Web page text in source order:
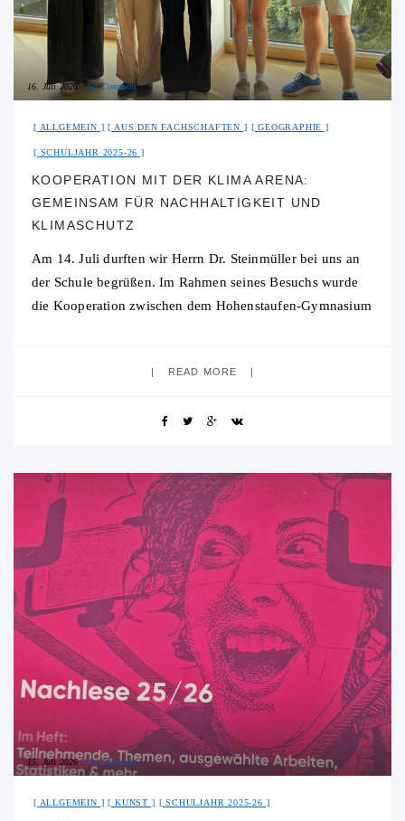
16. Juli 2026 No Comment
ALLGEMEIN AUS DEN FACHSCHAFTEN GEOGRAPHIE
SCHULJAHR 2025-26
KOOPERATION MIT DER KLIMA ARENA:
GEMEINSAM FÜR NACHHALTIGKEIT UND
KLIMASCHUTZ
Am 14. Juli durften wir Herrn Dr. Steinmüller bei uns an
der Schule begrüßen. Im Rahmen seines Besuchs wurde
die Kooperation zwischen dem Hohenstaufen-Gymnasium
READ MORE
15. Juli 2026 No Comment
ALLGEMEIN KUNST SCHULJAHR 2025-26